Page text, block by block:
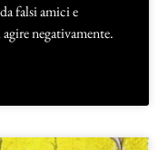
falsi amici e
negativamente.